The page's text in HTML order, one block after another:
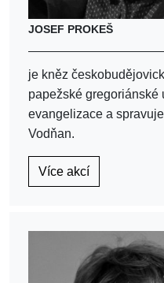
JOSEF PROKEŠ
je kněz
papežské gregoriánské
evangelizace a
Vodňan.
Více akcí